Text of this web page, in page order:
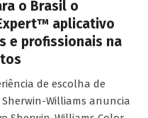
o Brasil o
aplicativo
e profissionais na
de escolha de
Williams anuncia